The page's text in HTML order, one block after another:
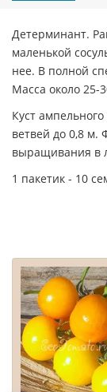
Детерминант.
маленькой
нее. В полной
Масса около 25-
Куст
ветвей до 0,8 м.
выращивания в
1 пакетик - 10